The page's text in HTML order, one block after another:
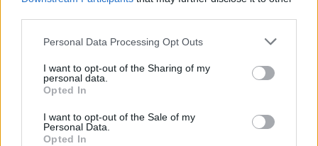
Please note that this website/app uses one or more Google
not limited to your visit or usage behaviour. You may click to
grant or deny consent to Google and its third-party tags to
use your data for below specified purposes in below Google
consent section.
Personal Data Processing Opt Outs
I want to opt-out of the Sharing of my
personal data.
Opted In
I want to opt-out of the Sale of my
Personal Data.
Opted In